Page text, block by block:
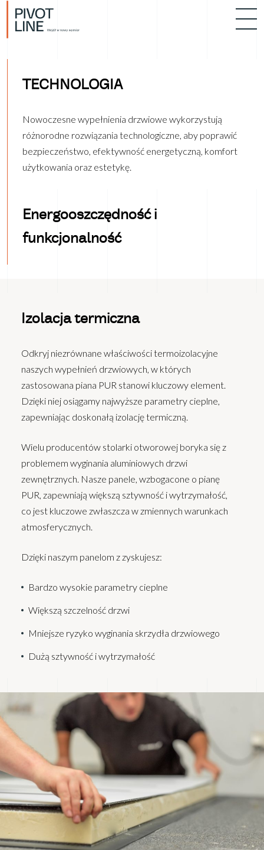
TECHNOLOGIA
Nowoczesne wypełnienia drzwiowe wykorzystują
różnorodne rozwiązania technologiczne, aby poprawić
bezpieczeństwo, efektywność energetyczną, komfort
użytkowania oraz estetykę.
Energooszczędność i
funkcjonalność
Izolacja termiczna
Odkryj niezrównane właściwości termoizolacyjne
naszych wypełnień drzwiowych, w których
zastosowana piana PUR stanowi kluczowy element.
Dzięki niej osiągamy najwyższe parametry cieplne,
zapewniając doskonałą izolację termiczną.
Wielu producentów stolarki otworowej boryka się z
problemem wyginania aluminiowych drzwi
zewnętrznych. Nasze panele, wzbogacone o pianę
PUR, zapewniają większą sztywność i wytrzymałość,
co jest kluczowe zwłaszcza w zmiennych warunkach
atmosferycznych.
Dzięki naszym panelom z zyskujesz:
Bardzo wysokie parametry cieplne
Większą szczelność drzwi
Mniejsze ryzyko wyginania skrzydła drzwiowego
Dużą sztywność i wytrzymałość